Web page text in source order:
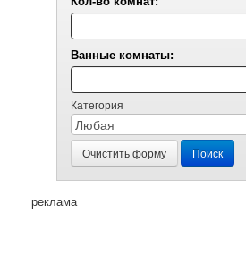
Ванные комнаты:
Категория
Очистить форму Поиск
реклама